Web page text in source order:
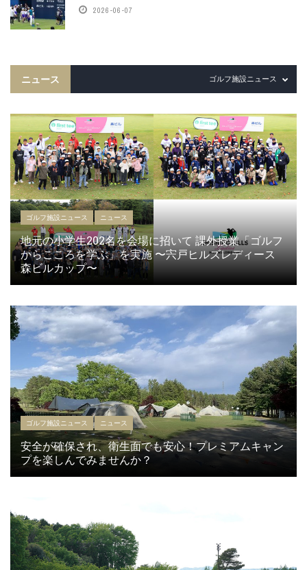
2026-06-07
ニュース ゴルフ施設ニュース
ゴルフ施設ニュース ニュース
地元の小学生202名を会場に招いて 課外授業「ゴルフ
からこころを学ぶ」を実施 〜宍戸ヒルズレディース
森ビルカップ〜
ゴルフ施設ニュース ニュース
安全が確保され、衛生面でも安心！プレミアムキャン
プを楽しんでみませんか？